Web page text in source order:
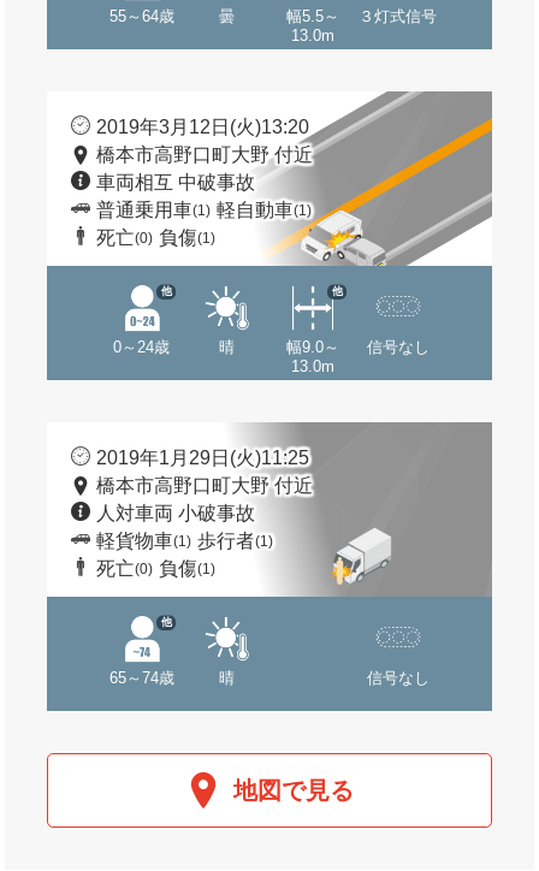
55～64歳 曇
幅5.5～
13.0m
３灯式信号
2019年3月12日(火)13:20
橋本市高野口町大野 付近
車両相互 中破事故
普通乗用車(1) 軽自動車(1)
死亡(0) 負傷(1)
0～24歳
他
晴
幅9.0～
13.0m
他
信号なし
2019年1月29日(火)11:25
橋本市高野口町大野 付近
人対車両 小破事故
軽貨物車(1) 歩行者(1)
死亡(0) 負傷(1)
65～74歳
他
晴 信号なし
地図で見る